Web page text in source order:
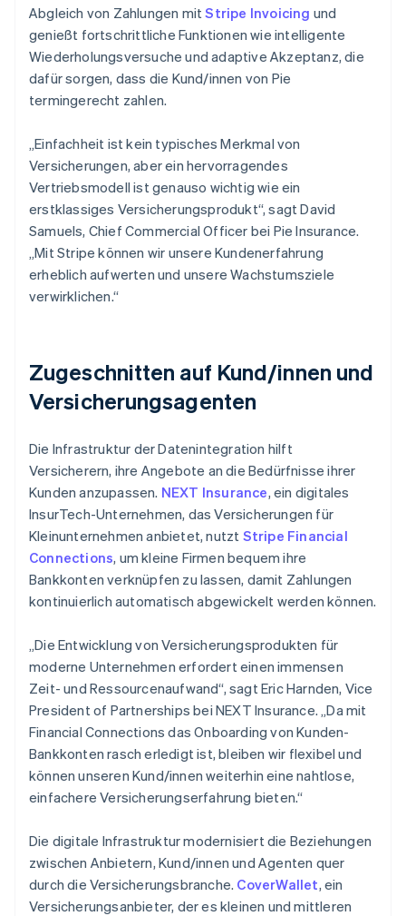
Abgleich von Zahlungen mitStripe Invoicing und
genießt fortschrittliche Funktionen wie intelligente
Wiederholungsversuche und adaptive Akzeptanz, die
dafür sorgen, dass die Kund/innen von Pie
termingerecht zahlen.
„Einfachheit ist kein typisches Merkmal von
Versicherungen, aber ein hervorragendes
Vertriebsmodell ist genauso wichtig wie ein
erstklassiges Versicherungsprodukt“, sagt David
Samuels, Chief Commercial Officer bei Pie Insurance.
„Mit Stripe können wir unsere Kundenerfahrung
erheblich aufwerten und unsere Wachstumsziele
verwirklichen.“
Zugeschnitten auf Kund/innen und
Versicherungsagenten
Die Infrastruktur der Datenintegration hilft
Versicherern, ihre Angebote an die Bedürfnisse ihrer
Kunden anzupassen. NEXT Insurance, ein digitales
InsurTech-Unternehmen, das Versicherungen für
Kleinunternehmen anbietet, nutzt Stripe Financial
Connections, um kleine Firmen bequem ihre
Bankkonten verknüpfen zu lassen, damit Zahlungen
kontinuierlich automatisch abgewickelt werden können.
„Die Entwicklung von Versicherungsprodukten für
moderne Unternehmen erfordert einen immensen
Zeit- und Ressourcenaufwand“, sagt Eric Harnden, Vice
President of Partnerships bei NEXT Insurance. „Da mit
Financial Connections das Onboarding von Kunden-
Bankkonten rasch erledigt ist, bleiben wir flexibel und
können unseren Kund/innen weiterhin eine nahtlose,
einfachere Versicherungserfahrung bieten.“
Die digitale Infrastruktur modernisiert die Beziehungen
zwischen Anbietern, Kund/innen und Agenten quer
durch die Versicherungsbranche. CoverWallet, ein
Versicherungsanbieter, der es kleinen und mittleren